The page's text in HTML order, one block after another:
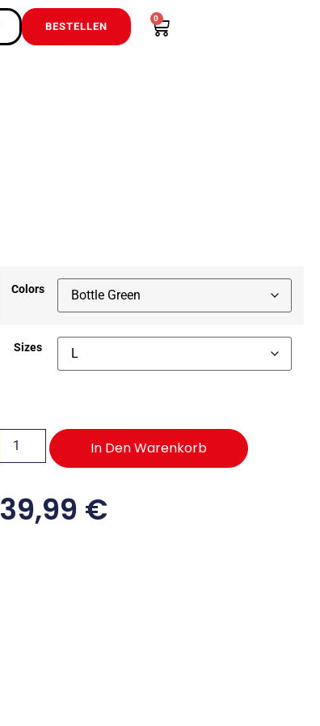
BESTELLEN
0
Colors
Sizes
In Den Warenkorb
39,99 €